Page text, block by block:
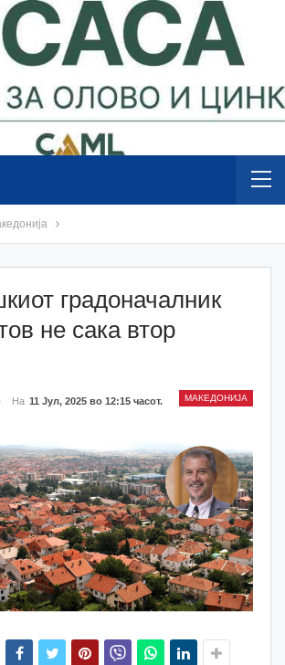
градоначалник
не сака втор
МАКЕДОНИЈА
На 11 Јул, 2025 во 12:15 часот.